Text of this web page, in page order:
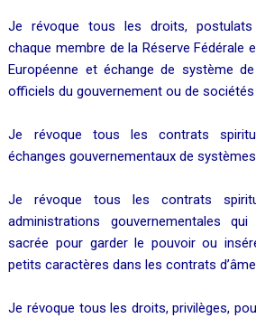
Je révoque tous les droits,
chaque membre de la Réserve Fédérale
Européenne et échange de système
officiels du gouvernement ou de sociétés
Je révoque tous les contrats
échanges gouvernementaux de systèmes
Je révoque tous les contrats
administrations gouvernementales
sacrée pour garder le pouvoir ou
petits caractères dans les contrats
Je révoque tous les droits, privilèges,